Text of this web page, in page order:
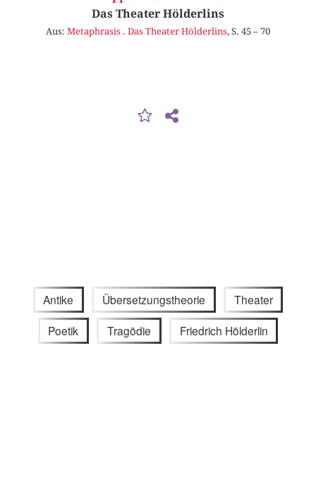
Das Theater Hölderlins
Aus: Metaphrasis . Das Theater Hölderlins, S. 45 – 70
Antike Übersetzungstheorie Theater
Poetik Tragödie Friedrich Hölderlin